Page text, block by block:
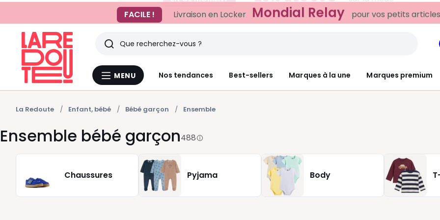
FACILE !
Livraison en Locker Mondial Relay pour vos petits articles
Menu
MENU Nos tendances Best-sellers Marques à la une Marques premium
Rechercher
Derniers
articles
vus
La Redoute Enfant, bébé Bébé garçon Ensemble
Ensemble bébé garçon488
Chaussures Pyjama Body